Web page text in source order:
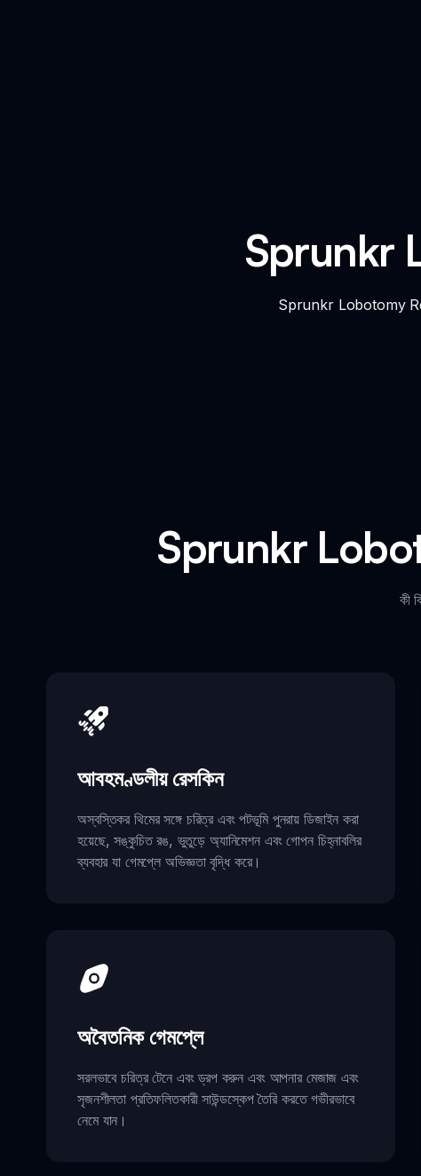
Sprunkr
Sprunkr Lobotomy
Sprunkr
কী
আবহমণ্ডলীয় রেসকিন
অস্বস্তিকর থিমের সঙ্গে চরিত্র এবং পটভূমি পুনরায় ডিজাইন করা
হয়েছে, সঙ্কুচিত রঙ, ভুতুড়ে অ্যানিমেশন এবং গোপন চিহ্নাবলির
ব্যবহার যা গেমপ্লে অভিজ্ঞতা বৃদ্ধি করে।
অবৈতনিক গেমপ্লে
সরলভাবে চরিত্র টেনে এবং ড্রপ করুন এবং আপনার মেজাজ এবং
সৃজনশীলতা প্রতিফলিতকারী সাউন্ডস্কেপ তৈরি করতে গভীরভাবে
নেমে যান।